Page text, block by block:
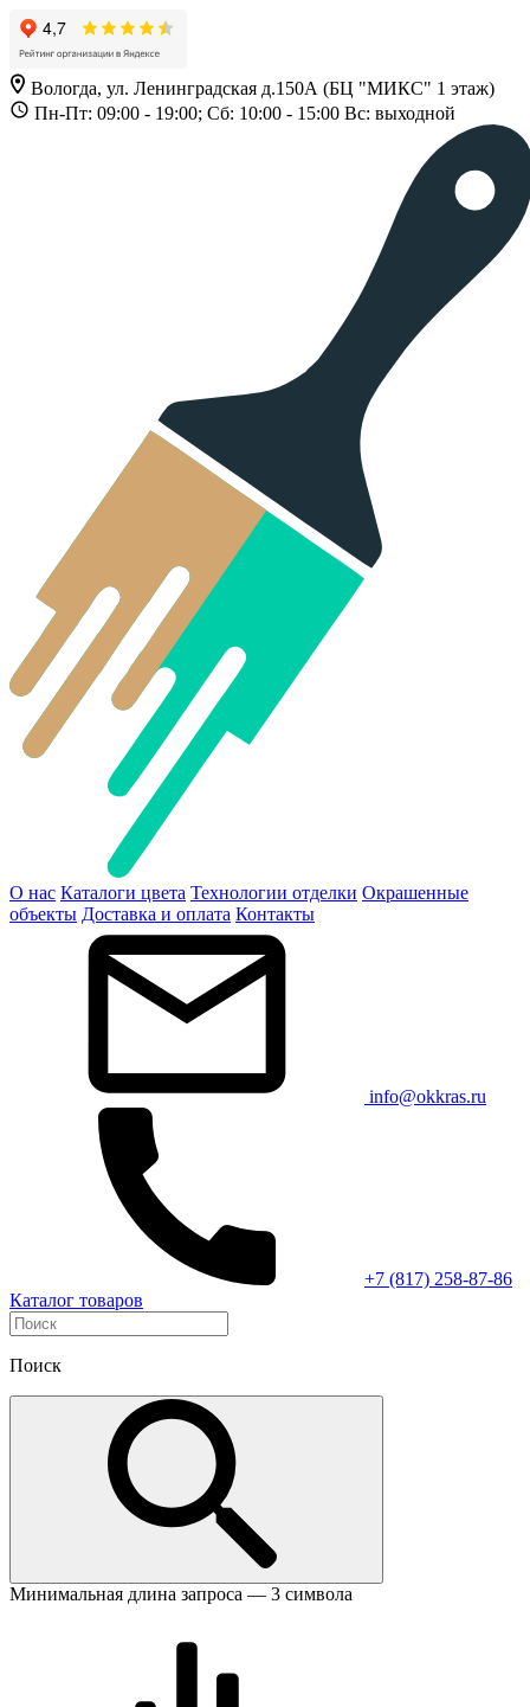
Вологда, ул. Ленинградская д.150А (БЦ "МИКС" 1 этаж)
Пн-Пт: 09:00 - 19:00; Сб: 10:00 - 15:00 Вс: выходной
О нас Каталоги цвета Технологии отделки Окрашенные
объекты Доставка и оплата Контакты
info@okkras.ru
+7 (817) 258-87-86
Каталог товаров
Поиск
Минимальная длина запроса — 3 символа